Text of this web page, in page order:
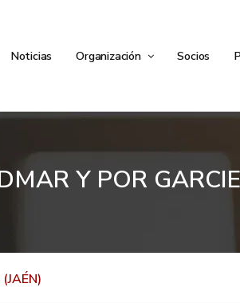
Noticias Organización Socios
Y POR